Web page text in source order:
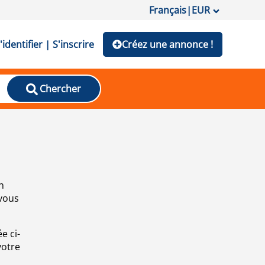
Français|EUR
| S'inscrire Créez une annonce !
Chercher
ci-